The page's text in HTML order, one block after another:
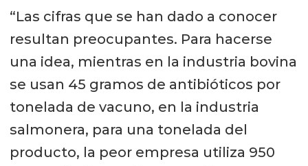
“Las cifras que se han dado a conocer
resultan preocupantes. Para hacerse
una idea, mientras en la industria bovina
se usan 45 gramos de antibióticos por
tonelada de vacuno, en la industria
salmonera, para una tonelada del
producto, la peor empresa utiliza 950